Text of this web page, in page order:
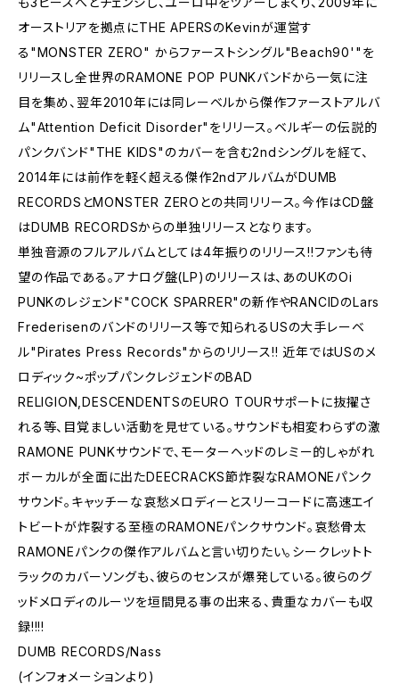
オーストリアを拠点にTHE APERSのKevinが運営す
る"MONSTER ZERO" からファーストシングル"Beach90'"を
リリースし全世界のRAMONE POP PUNKバンドから一気に注
目を集め、翌年2010年には同レーベルから傑作ファーストアルバ
ム"Attention Deficit Disorder"をリリース。ベルギーの伝説的
パンクバンド"THE KIDS"のカバーを含む2ndシングルを経て、
2014年には前作を軽く超える傑作2ndアルバムがDUMB
RECORDSとMONSTER ZEROとの共同リリース。今作はCD盤
はDUMB RECORDSからの単独リリースとなります。
単独音源のフルアルバムとしては4年振りのリリース!!ファンも待
望の作品である。アナログ盤(LP)のリリースは、あのUKのOi
PUNKのレジェンド"COCK SPARRER"の新作やRANCIDのLars
Frederisenのバンドのリリース等で知られるUSの大手レーベ
ル"Pirates Press Records"からのリリース!! 近年ではUSのメ
ロディック~ポップパンクレジェンドのBAD
RELIGION,DESCENDENTSのEURO TOURサポートに抜擢さ
れる等、目覚ましい活動を見せている。サウンドも相変わらずの激
RAMONE PUNKサウンドで、モーターヘッドのレミー的しゃがれ
ボーカルが全面に出たDEECRACKS節炸裂なRAMONEパンク
サウンド。キャッチーな哀愁メロディーとスリーコードに高速エイ
トビートが炸裂する至極のRAMONEパンクサウンド。哀愁骨太
RAMONEパンクの傑作アルバムと言い切りたい。シークレットト
ラックのカバーソングも、彼らのセンスが爆発している。彼らのグ
ッドメロディのルーツを垣間見る事の出来る、貴重なカバーも収
録!!!!
DUMB RECORDS/Nass
(インフォメーションより)